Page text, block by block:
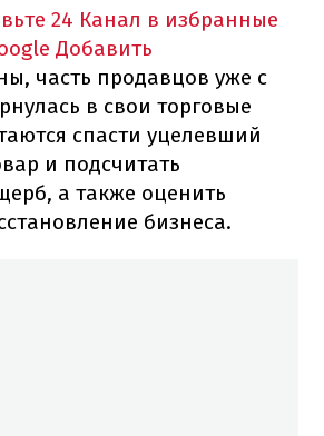
24 Канал в избранные
Добавить
часть продавцов уже с
в свои торговые
спасти уцелевший
и подсчитать
а также оценить
бизнеса.